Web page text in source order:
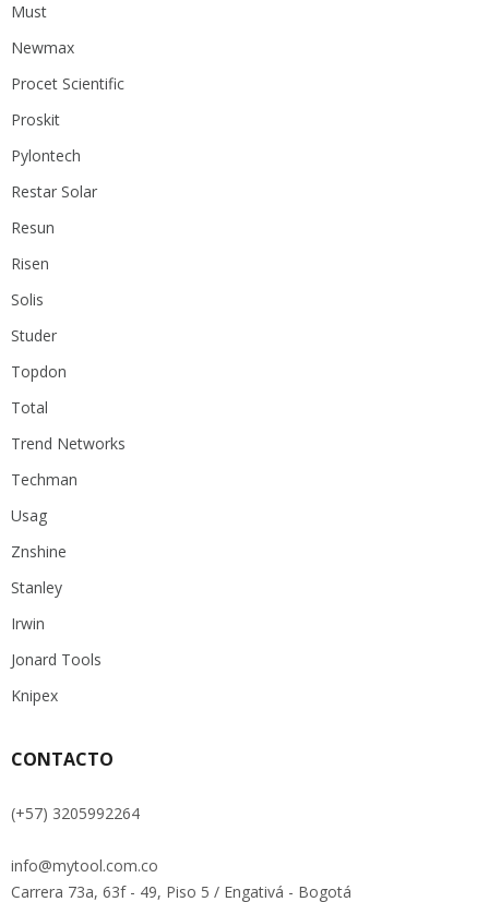
Must
Newmax
Procet Scientific
Proskit
Pylontech
Restar Solar
Resun
Risen
Solis
Studer
Topdon
Total
Trend Networks
Techman
Usag
Znshine
Stanley
Irwin
Jonard Tools
Knipex
CONTACTO
(+57) 3205992264
info@mytool.com.co
Carrera 73a, 63f - 49, Piso 5 / Engativá - Bogotá